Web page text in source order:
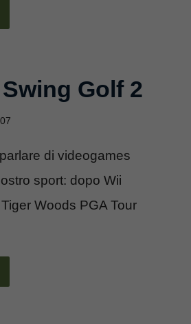
Golf 2
di videogames
sport: dopo Wii
Woods PGA Tour